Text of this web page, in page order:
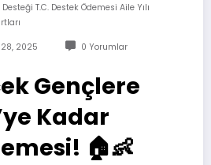
T.C. Destek Ödemesi Aile Yılı
28, 2025 0 Yorumlar
Gençlere
Kadar
🏠👶